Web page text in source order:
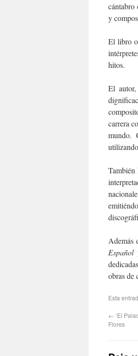
cántabro
y
El libro
hitos.
El
carrera
mundo.
También
Además
Español
obras de
Esta
← ‘El
Flores